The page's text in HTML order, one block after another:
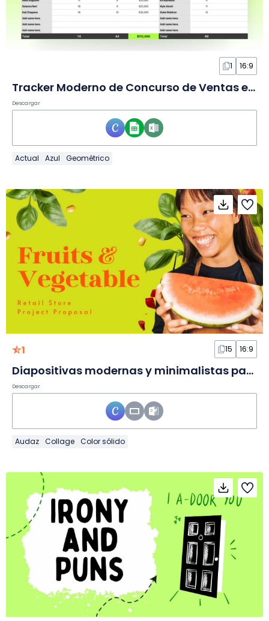
1 16:9
Tracker Moderno de Concurso de Ventas en Hoja de Cálculo
Descargar
Actual Azul Geométrico
1 15 16:9
Diapositivas modernas y minimalistas para propuesta de tienda de frutas y verduras
Descargar
Audaz Collage Color sólido